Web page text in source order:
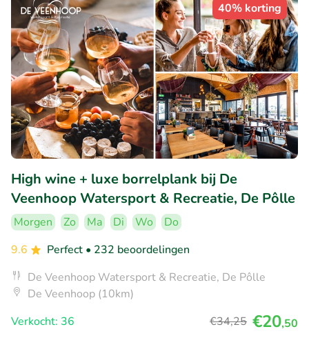
40% korting
High wine + luxe borrelplank bij De
Veenhoop Watersport & Recreatie, De Pôlle
Morgen Zo Ma Di Wo
Do
9.6
Perfect • 232 beoordelingen
De Veenhoop Watersport & Recreatie, De Pôlle
De Veenhoop (10km)
Verkocht: 36
€34,25 €20,50